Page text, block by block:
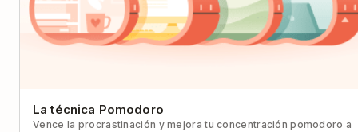
La técnica Pomodoro
Vence la procrastinación y mejora tu concentración pomodoro a